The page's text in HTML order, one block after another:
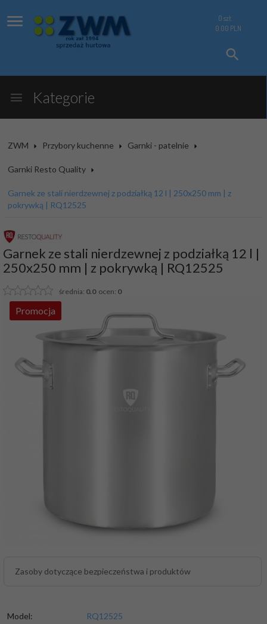
0 szt.
0.00 PLN
Kategorie
ZWM Przybory kuchenne Garnki - patelnie
Garnki Resto Quality
Garnek ze stali nierdzewnej z podziałką 12 l | 250x250 mm | z
pokrywką | RQ12525
Garnek ze stali nierdzewnej z podziałką 12 l |
250x250 mm | z pokrywką | RQ12525
średnia: 0.0ocen: 0
Promocja
Zasoby dotyczące bezpieczeństwa i produktów
Model:
RQ12525